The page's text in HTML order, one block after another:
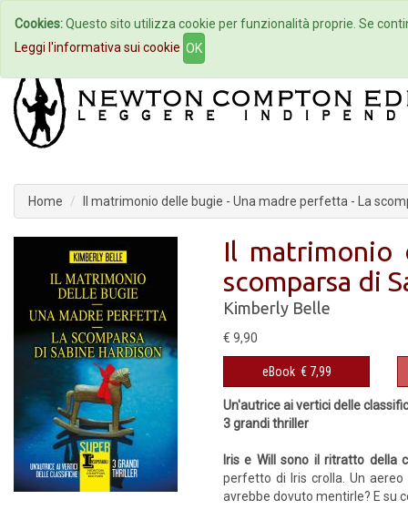
Home Autori Eventi
Home Il matrimonio delle bugie - Una madre perfetta - La
Il matrimonio
scomparsa di
Kimberly Belle
€ 9,90
eBook € 7,99
Un'autrice ai vertici delle
3 grandi thriller
Iris e Will sono il ritratto della
perfetto di Iris crolla. Un
avrebbe do­vuto mentirle? E su
Cookies:Questo sito utilizza cookie per funzionalità proprie. Se
Leggi l'informativa sui cookie OK